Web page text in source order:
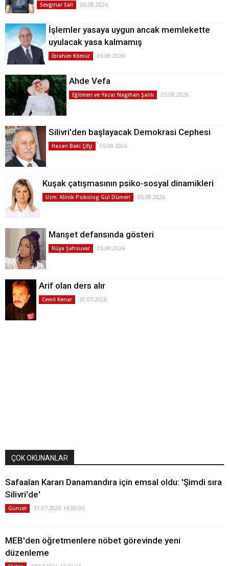
Sevginar Sali 06.08.2026
İşlemler yasaya uygun ancak memlekette
uyulacak yasa kalmamış
İbrahim Kömür 06.08.2026
Ahde Vefa
Eğitmen ve Yazar Nagihan Şanlı 05.08.2026
Silivri'den başlayacak Demokrasi Cephesi
Hasan Baki Çifçi 05.08.2026
Kuşak çatışmasının psiko-sosyal dinamikleri
Uzm. Klinik Psikolog Gül Dümen 05.08.2026
Manşet defansında gösteri
Rüya Şahsuvar 05.08.2026
Arif olan ders alır
Cemil Kenar 30.07.2026
ÇOK OKUNANLAR
Safaalan Kararı Danamandıra için emsal oldu: 'Şimdi sıra
Silivri'de'
Güncel 31.07.2026 14:00:05
MEB'den öğretmenlere nöbet görevinde yeni
düzenleme